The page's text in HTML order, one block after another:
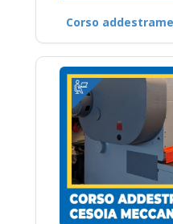
Corso